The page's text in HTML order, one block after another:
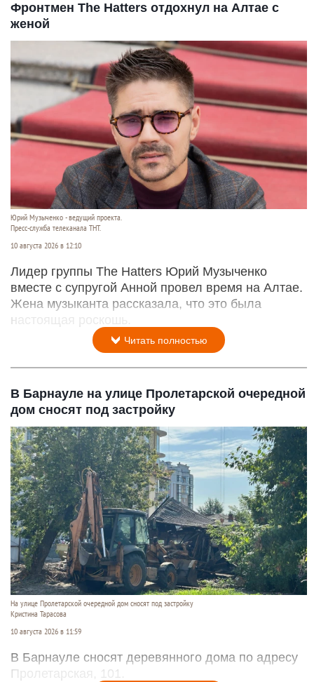
Фронтмен The Hatters отдохнул на Алтае с
женой
Юрий Музыченко - ведущий проекта.
Пресс-служба телеканала ТНТ.
10 августа 2026 в 12:10
Лидер группы The Hatters Юрий Музыченко
вместе с супругой Анной провел время на Алтае.
Жена музыканта рассказала, что это была
настоящая роскошь.
Читать полностью
В Барнауле на улице Пролетарской очередной
дом сносят под застройку
На улице Пролетарской очередной дом сносят под застройку
Кристина Тарасова
10 августа 2026 в 11:59
В Барнауле сносят деревянного дома по адресу
Пролетарская, 101.